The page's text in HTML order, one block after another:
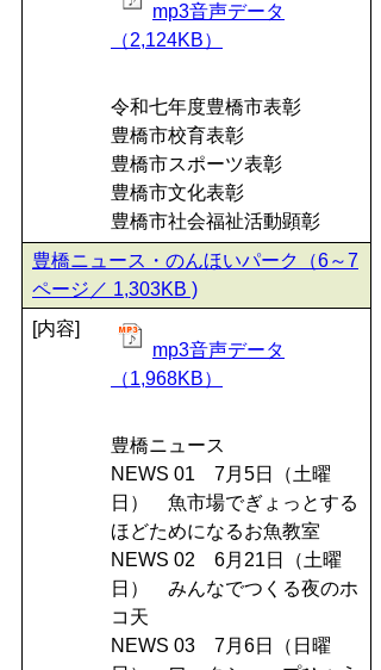
mp3音声データ
（2,124KB）
令和七年度豊橋市表彰
豊橋市校育表彰
豊橋市スポーツ表彰
豊橋市文化表彰
豊橋市社会福祉活動顕彰
豊橋ニュース・のんほいパーク（6～7
ページ／ 1,303KB )
[内容]
mp3音声データ
（1,968KB）
豊橋ニュース
NEWS 01 7月5日（土曜
日） 魚市場でぎょっとする
ほどためになるお魚教室
NEWS 02 6月21日（土曜
日） みんなでつくる夜のホ
コ天
NEWS 03 7月6日（日曜